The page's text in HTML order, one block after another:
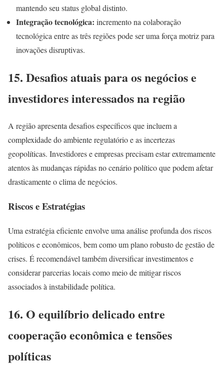
mantendo seu status global distinto.
Integração tecnológica: incremento na colaboração
tecnológica entre as três regiões pode ser uma força motriz para
inovações disruptivas.
15. Desafios atuais para os negócios e
investidores interessados na região
A região apresenta desafios específicos que incluem a
complexidade do ambiente regulatório e as incertezas
geopolíticas. Investidores e empresas precisam estar extremamente
atentos às mudanças rápidas no cenário político que podem afetar
drasticamente o clima de negócios.
Riscos e Estratégias
Uma estratégia eficiente envolve uma análise profunda dos riscos
políticos e econômicos, bem como um plano robusto de gestão de
crises. É recomendável também diversificar investimentos e
considerar parcerias locais como meio de mitigar riscos
associados à instabilidade política.
16. O equilíbrio delicado entre
cooperação econômica e tensões
políticas